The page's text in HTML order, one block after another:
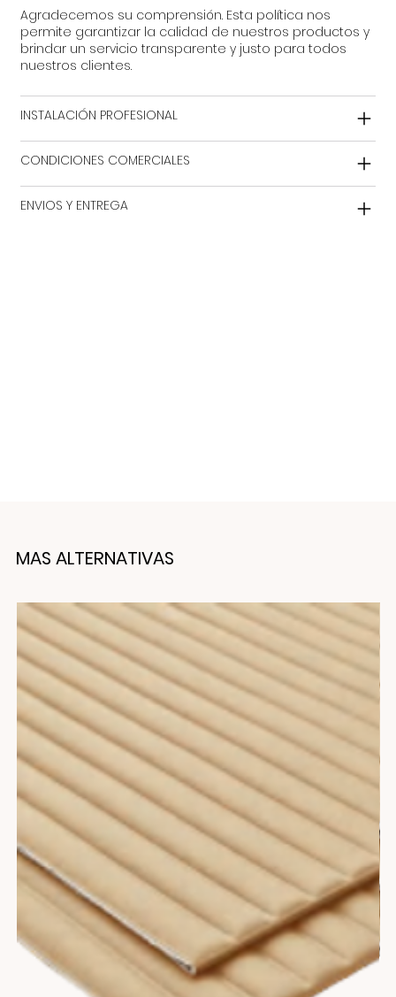
Agradecemos su comprensión. Esta política nos
permite garantizar la calidad de nuestros productos y
brindar un servicio transparente y justo para todos
nuestros clientes.
INSTALACIÓN PROFESIONAL
CONDICIONES COMERCIALES
ENVIOS Y ENTREGA
MAS ALTERNATIVAS